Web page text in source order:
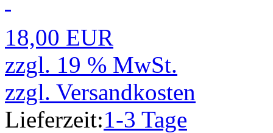
18,00 EUR
zzgl. 19 % MwSt.
zzgl. Versandkosten
Lieferzeit:1-3 Tage